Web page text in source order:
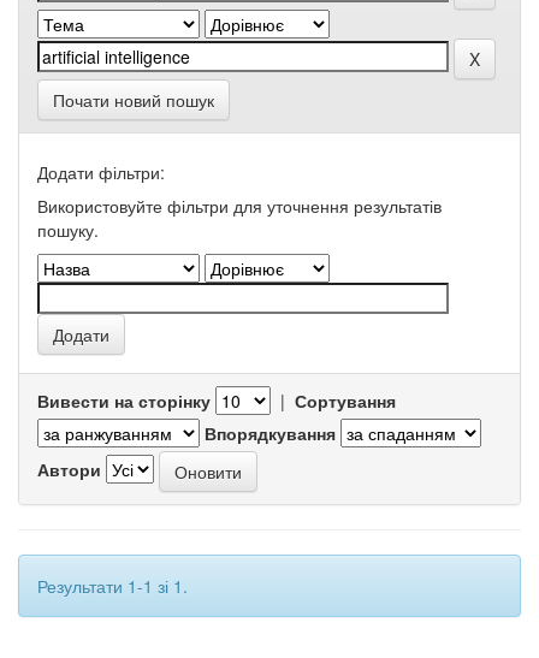
Почати новий пошук
Додати фільтри:
Використовуйте фільтри для уточнення результатів
пошуку.
Вивести на сторінку | Сортування
Впорядкування
Автори
Результати 1-1 зі 1.